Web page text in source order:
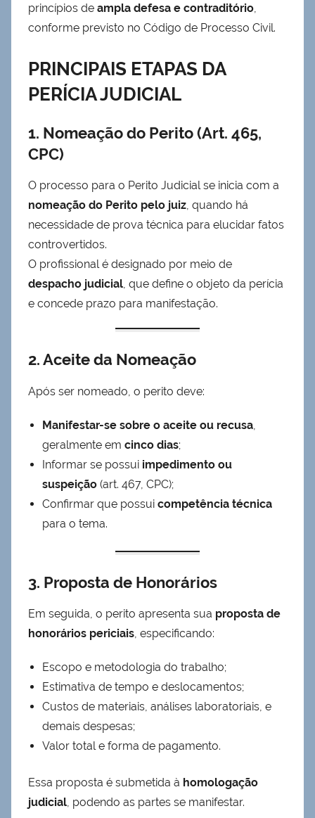
princípios de ampla defesa e contraditório,
conforme previsto no Código de Processo Civil.
PRINCIPAIS ETAPAS DA
PERÍCIA JUDICIAL
1. Nomeação do Perito (Art. 465,
CPC)
O processo para o Perito Judicial se inicia com a
nomeação do Perito pelo juiz, quando há
necessidade de prova técnica para elucidar fatos
controvertidos.
O profissional é designado por meio de
despacho judicial, que define o objeto da perícia
e concede prazo para manifestação.
2. Aceite da Nomeação
Após ser nomeado, o perito deve:
Manifestar-se sobre o aceite ou recusa,
geralmente em cinco dias;
Informar se possui impedimento ou
suspeição (art. 467, CPC);
Confirmar que possui competência técnica
para o tema.
3. Proposta de Honorários
Em seguida, o perito apresenta sua proposta de
honorários periciais, especificando:
Escopo e metodologia do trabalho;
Estimativa de tempo e deslocamentos;
Custos de materiais, análises laboratoriais, e
demais despesas;
Valor total e forma de pagamento.
Essa proposta é submetida à homologação
judicial, podendo as partes se manifestar.